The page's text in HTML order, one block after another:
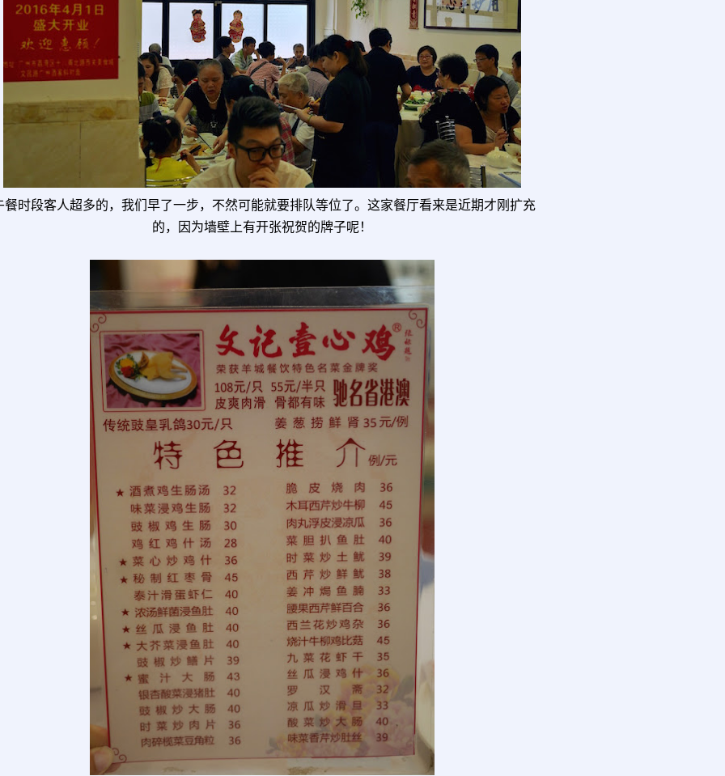
时段客人超多的，我们早了一步，不然可能就要排队等位了。这家餐厅看来是近期才刚扩充
的，因为墙壁上有开张祝贺的牌子呢！